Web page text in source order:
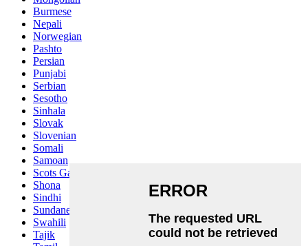
Burmese
Nepali
Norwegian
Pashto
Persian
Punjabi
Serbian
Sesotho
Sinhala
Slovak
Slovenian
Somali
Samoan
Scots Gaelic
Shona
Sindhi
Sundanese
Swahili
Tajik